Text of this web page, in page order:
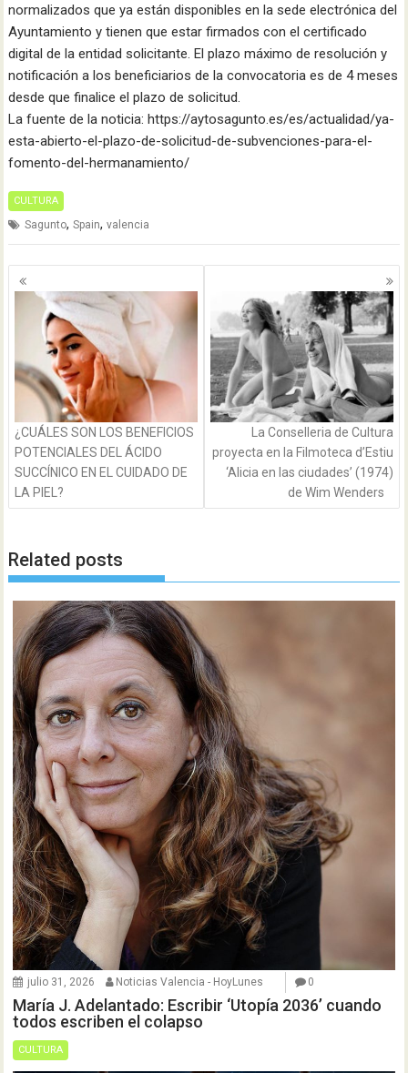
normalizados que ya están disponibles en la sede electrónica del
Ayuntamiento y tienen que estar firmados con el certificado
digital de la entidad solicitante. El plazo máximo de resolución y
notificación a los beneficiarios de la convocatoria es de 4 meses
desde que finalice el plazo de solicitud.
La fuente de la noticia: https://aytosagunto.es/es/actualidad/ya-
esta-abierto-el-plazo-de-solicitud-de-subvenciones-para-el-
fomento-del-hermanamiento/
CULTURA
Sagunto,Spain,valencia
Navegación
de
entradas
¿CUÁLES SON LOS BENEFICIOS
POTENCIALES DEL ÁCIDO
SUCCÍNICO EN EL CUIDADO DE
LA PIEL?
La Conselleria de Cultura
proyecta en la Filmoteca d’Estiu
‘Alicia en las ciudades’ (1974)
de Wim Wenders
Related posts
julio 31, 2026 Noticias Valencia - HoyLunes 0
María J. Adelantado: Escribir ‘Utopía 2036’ cuando
todos escriben el colapso
CULTURA